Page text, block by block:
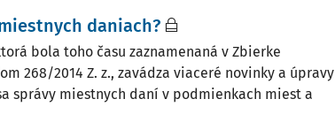
daniach?
bola toho času zaznamenaná v Zbierke
268/2014 Z. z., zavádza viaceré novinky a úpravy
správy miestnych daní v podmienkach miest a